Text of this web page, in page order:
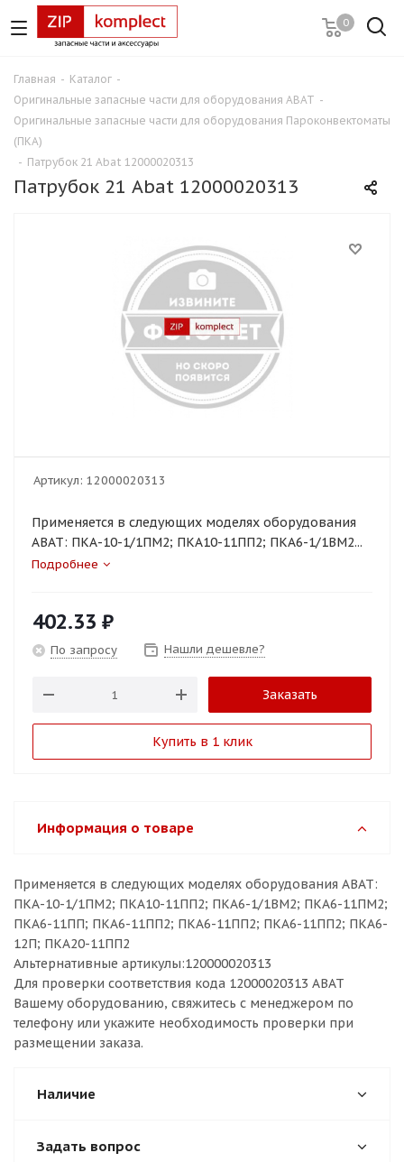
0
Главная - Каталог -
Оригинальные запасные части для оборудования ABAT -
Оригинальные запасные части для оборудования Пароконвектоматы
(ПКА)
- Патрубок 21 Abat 12000020313
Патрубок 21 Abat 12000020313
Артикул: 12000020313
Применяется в следующих моделях оборудования
ABAT: ПКА-10-1/1ПМ2; ПКА10-11ПП2; ПКА6-1/1ВМ2...
Подробнее
402.33 ₽
По запросу Нашли дешевле?
Заказать
Купить в 1 клик
Информация о товаре
Применяется в следующих моделях оборудования ABAT:
ПКА-10-1/1ПМ2; ПКА10-11ПП2; ПКА6-1/1ВМ2; ПКА6-11ПМ2;
ПКА6-11ПП; ПКА6-11ПП2; ПКА6-11ПП2; ПКА6-11ПП2; ПКА6-
12П; ПКА20-11ПП2
Альтернативные артикулы:120000020313
Для проверки соответствия кода 12000020313 ABAT
Вашему оборудованию, свяжитесь с менеджером по
телефону или укажите необходимость проверки при
размещении заказа.
Наличие
Задать вопрос